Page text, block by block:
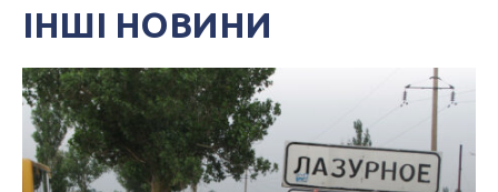
ІНШІ НОВИНИ